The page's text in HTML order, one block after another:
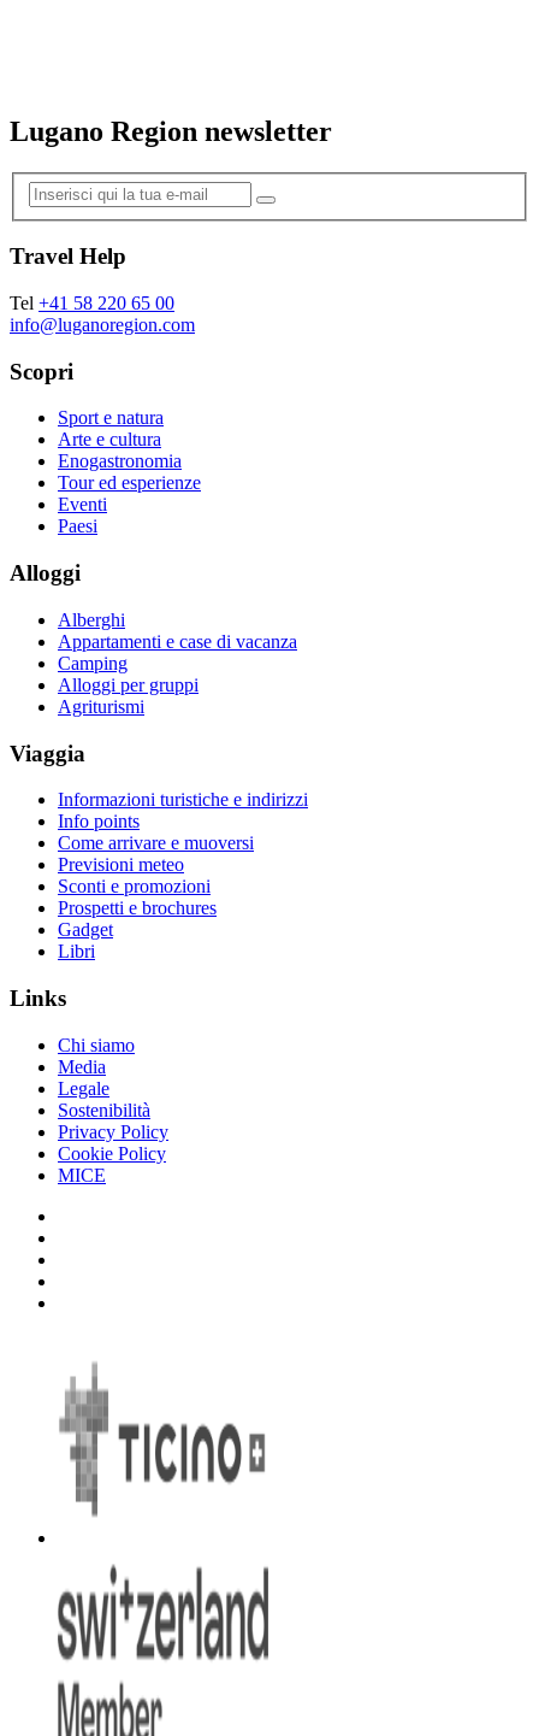
Lugano Region newsletter
Travel Help
Tel +41 58 220 65 00
info@luganoregion.com
Scopri
Sport e natura
Arte e cultura
Enogastronomia
Tour ed esperienze
Eventi
Paesi
Alloggi
Alberghi
Appartamenti e case di vacanza
Camping
Alloggi per gruppi
Agriturismi
Viaggia
Informazioni turistiche e indirizzi
Info points
Come arrivare e muoversi
Previsioni meteo
Sconti e promozioni
Prospetti e brochures
Gadget
Libri
Links
Chi siamo
Media
Legale
Sostenibilità
Privacy Policy
Cookie Policy
MICE